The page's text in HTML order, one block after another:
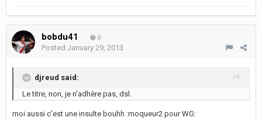
bobdu41 0
Posted January 29, 2013
djreud said:
Le titre, non, je n'adhère pas, dsl.
moi aussi c'est une insulte bouhh :moqueur2 pour WG: